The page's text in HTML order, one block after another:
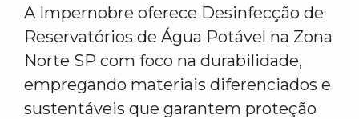
A Impernobre oferece Desinfecção de
Reservatórios de Água Potável na Zona
Norte SP com foco na durabilidade,
empregando materiais diferenciados e
sustentáveis que garantem proteção